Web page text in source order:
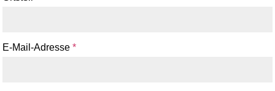
E-Mail-Adresse*